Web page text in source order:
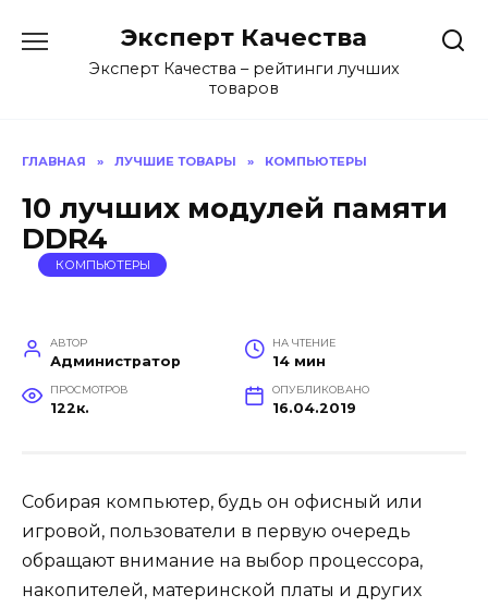
содержанию
Эксперт Качества
Эксперт Качества – рейтинги лучших
товаров
ГЛАВНАЯ » ЛУЧШИЕ ТОВАРЫ » КОМПЬЮТЕРЫ
10 лучших модулей памяти
DDR4
КОМПЬЮТЕРЫ
АВТОР
Администратор
НА ЧТЕНИЕ
14 мин
ПРОСМОТРОВ
122к.
ОПУБЛИКОВАНО
16.04.2019
Собирая компьютер, будь он офисный или
игровой, пользователи в первую очередь
обращают внимание на выбор процессора,
накопителей, материнской платы и других